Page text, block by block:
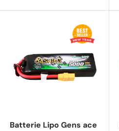
Batterie Lipo Gens ace